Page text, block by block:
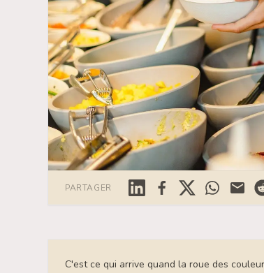
PARTAGER LinkedinFacebook
X WhatsApp
Mail
C'est ce qui arrive quand la roue des